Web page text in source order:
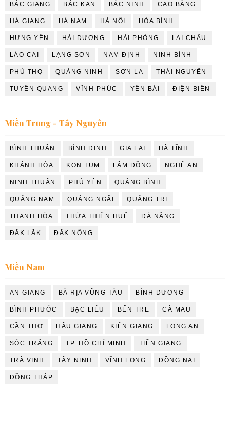
BẮC GIANG BẮC KẠN BẮC NINH CAO BẰNG
HÀ GIANG HÀ NAM HÀ NỘI HÒA BÌNH
HƯNG YÊN HẢI DƯƠNG HẢI PHÒNG LAI CHÂU
LÀO CAI LẠNG SƠN NAM ĐỊNH NINH BÌNH
PHÚ THỌ QUẢNG NINH SƠN LA THÁI NGUYÊN
TUYÊN QUANG VĨNH PHÚC YÊN BÁI ĐIỆN BIÊN
Miền Trung - Tây Nguyên
BÌNH THUẬN BÌNH ĐỊNH GIA LAI HÀ TĨNH
KHÁNH HÒA KON TUM LÂM ĐỒNG NGHỆ AN
NINH THUẬN PHÚ YÊN QUẢNG BÌNH
QUẢNG NAM QUẢNG NGÃI QUẢNG TRỊ
THANH HÓA THỪA THIÊN HUẾ ĐÀ NẴNG
ĐĂK LĂK ĐĂK NÔNG
Miền Nam
AN GIANG BÀ RỊA VŨNG TÀU BÌNH DƯƠNG
BÌNH PHƯỚC BẠC LIÊU BẾN TRE CÀ MAU
CẦN THƠ HẬU GIANG KIÊN GIANG LONG AN
SÓC TRĂNG TP. HỒ CHÍ MINH TIỀN GIANG
TRÀ VINH TÂY NINH VĨNH LONG ĐỒNG NAI
ĐỒNG THÁP